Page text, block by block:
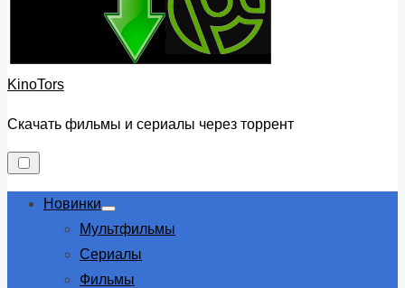
KinoTors
Скачать фильмы и сериалы через торрент
Новинки
Show
sub
Мультфильмы
Сериалы
Фильмы